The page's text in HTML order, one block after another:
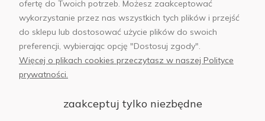
sklep@abfoto.pl
+48 797 971 275
ofertę do Twoich potrzeb. Możesz zaakceptować
wykorzystanie przez nas wszystkich tych plików i przejść
do sklepu lub dostosować użycie plików do swoich
preferencji, wybierając opcję "Dostosuj zgody".
Więcej o plikach cookies przeczytasz w naszej Polityce
prywatności.
zaakceptuj tylko niezbędne